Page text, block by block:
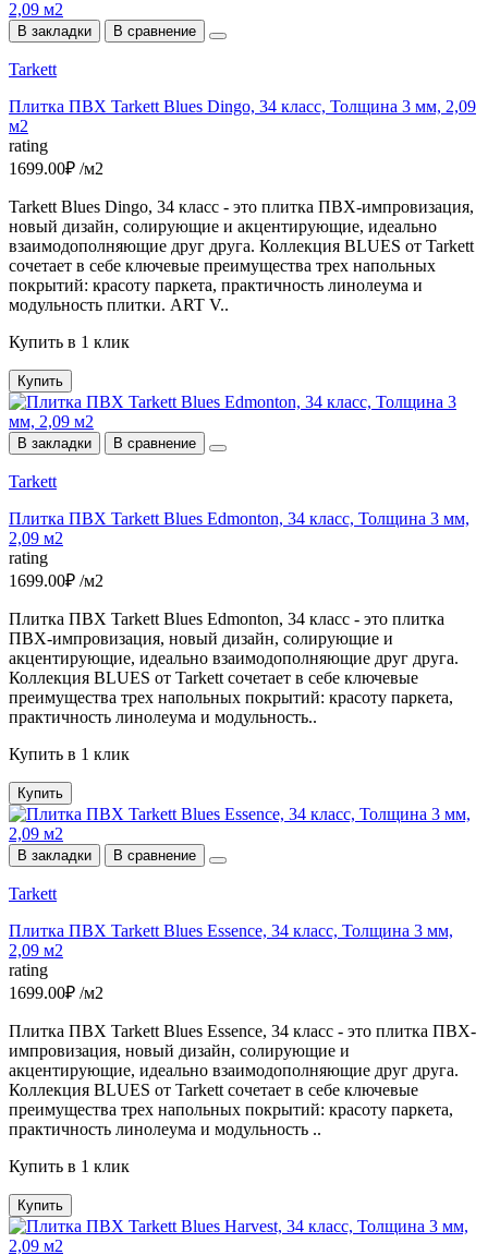
В закладки В сравнение
Tarkett
Плитка ПВХ Tarkett Blues Dingo, 34 класс, Толщина 3 мм, 2,09
м2
rating
1699.00₽ /м2
Tarkett Blues Dingo, 34 класс - это плитка ПВХ-импровизация,
новый дизайн, солирующие и акцентирующие, идеально
взаимодополняющие друг друга. Коллекция BLUES от Tarkett
сочетает в себе ключевые преимущества трех напольных
покрытий: красоту паркета, практичность линолеума и
модульность плитки. ART V..
Купить в 1 клик
Купить
В закладки В сравнение
Tarkett
Плитка ПВХ Tarkett Blues Edmonton, 34 класс, Толщина 3 мм,
2,09 м2
rating
1699.00₽ /м2
Плитка ПВХ Tarkett Blues Edmonton, 34 класс - это плитка
ПВХ-импровизация, новый дизайн, солирующие и
акцентирующие, идеально взаимодополняющие друг друга.
Коллекция BLUES от Tarkett сочетает в себе ключевые
преимущества трех напольных покрытий: красоту паркета,
практичность линолеума и модульность..
Купить в 1 клик
Купить
В закладки В сравнение
Tarkett
Плитка ПВХ Tarkett Blues Essence, 34 класс, Толщина 3 мм,
2,09 м2
rating
1699.00₽ /м2
Плитка ПВХ Tarkett Blues Essence, 34 класс - это плитка ПВХ-
импровизация, новый дизайн, солирующие и
акцентирующие, идеально взаимодополняющие друг друга.
Коллекция BLUES от Tarkett сочетает в себе ключевые
преимущества трех напольных покрытий: красоту паркета,
практичность линолеума и модульность ..
Купить в 1 клик
Купить